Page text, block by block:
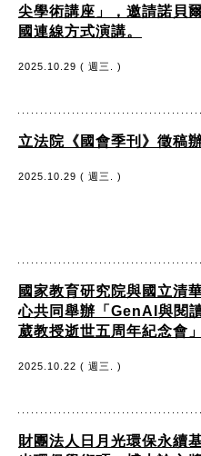
尖學術講座」，邀請諾貝
國連線方式演講。
2025.10.29 ( 週三. )
立法院《國會季刊》徵稿
2025.10.29 ( 週三. )
國家教育研究院與國立清
心共同舉辦「GenAI與閱
葳教授逝世五周年紀念會
2025.10.22 ( 週三. )
財團法人日月光環保永續